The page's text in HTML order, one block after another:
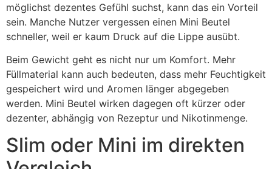
möglichst dezentes Gefühl suchst, kann das ein Vorteil
sein. Manche Nutzer vergessen einen Mini Beutel
schneller, weil er kaum Druck auf die Lippe ausübt.
Beim Gewicht geht es nicht nur um Komfort. Mehr
Füllmaterial kann auch bedeuten, dass mehr Feuchtigkeit
gespeichert wird und Aromen länger abgegeben
werden. Mini Beutel wirken dagegen oft kürzer oder
dezenter, abhängig von Rezeptur und Nikotinmenge.
Slim oder Mini im direkten